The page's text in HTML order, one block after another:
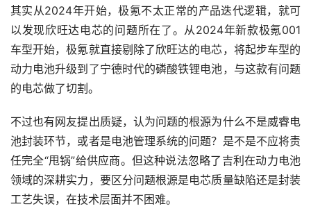
其实从2024年开始，极氪不太正常的产品迭代逻辑，就可
以发现欣旺达电芯的问题所在了。从2024年新款极氪001
车型开始，极氪就直接剔除了欣旺达的电芯，将起步车型的
动力电池升级到了宁德时代的磷酸铁锂电池，与这款有问题
的电芯做了切割。
不过也有网友提出质疑，认为问题的根源为什么不是威睿电
池封装环节，或者是电池管理系统的问题？是不是不应将责
任完全“甩锅”给供应商。但这种说法忽略了吉利在动力电池
领域的深耕实力，要区分问题根源是电芯质量缺陷还是封装
工艺失误，在技术层面并不困难。